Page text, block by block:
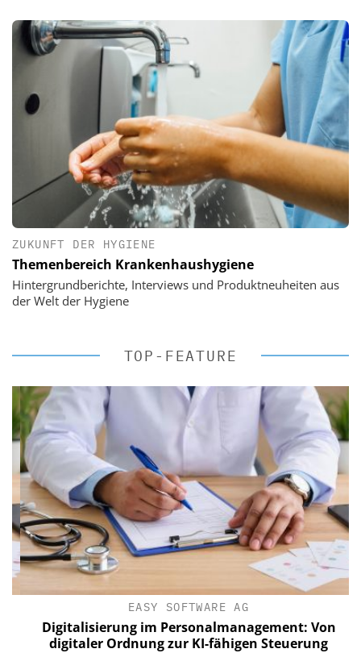
ZUKUNFT DER HYGIENE
Themenbereich Krankenhaushygiene
Hintergrundberichte, Interviews und Produktneuheiten aus
der Welt der Hygiene
TOP-FEATURE
EASY SOFTWARE AG
Digitalisierung im Personalmanagement: Von
digitaler Ordnung zur KI-fähigen Steuerung